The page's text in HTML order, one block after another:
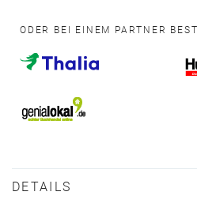
ODER BEI EINEM PARTNER
DETAILS